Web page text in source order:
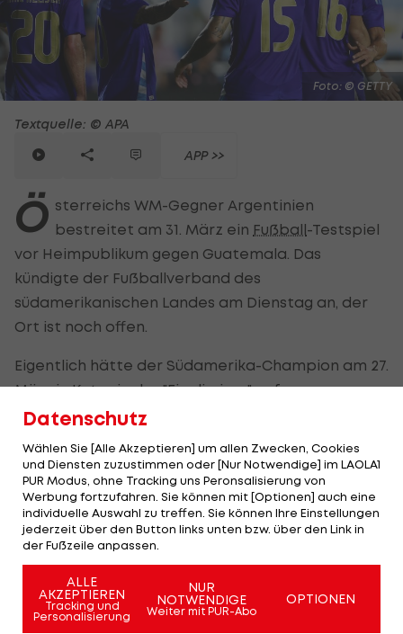
Foto: © GETTY
Textquelle: © APA
APP >>
Ö sterreichs WM-Gegner Argentinien
bestreitet am 31. März ein Fußball-Testspiel
vor Heimpublikum gegen Guatemala. Das
kündigte der Fußballverband des
südamerikanischen Landes am Dienstag an, der
Ort ist noch offen.
Eigentlich hätte der Südamerika-Champion am 27.
März in Katar in der "Finalissima" auf
Europameister Spanien treffen sollen.
Die Partie wurde aufgrund der Nahost-Eskalation
aber ersatzlos gestrichen.
Mit ÖFB! Diese Nationen haben ihr Ticket
für die WM 2026 fix
Datenschutz
Wählen Sie [Alle Akzeptieren] um allen Zwecken, Cookies
und Diensten zuzustimmen oder [Nur Notwendige] im LAOLA1
PUR Modus, ohne Tracking uns Peronsalisierung von
Werbung fortzufahren. Sie können mit [Optionen] auch eine
individuelle Auswahl zu treffen. Sie können Ihre Einstellungen
jederzeit über den Button links unten bzw. über den Link in
der Fußzeile anpassen.
ALLE
AKZEPTIEREN
Tracking und
Personalisierung
NUR
NOTWENDIGE
Weiter mit PUR-Abo
OPTIONEN